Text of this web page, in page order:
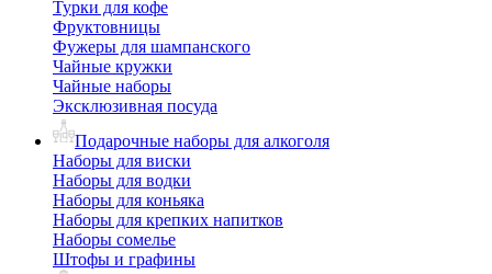
Турки для кофе
Фруктовницы
Фужеры для шампанского
Чайные кружки
Чайные наборы
Эксклюзивная посуда
Подарочные наборы для алкоголя
Наборы для виски
Наборы для водки
Наборы для коньяка
Наборы для крепких напитков
Наборы сомелье
Штофы и графины